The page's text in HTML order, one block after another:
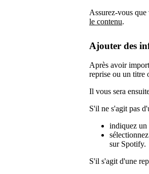
Assurez-vous
le contenu.
Ajouter des
Après avoir
reprise ou un titre
Il vous sera
S'il ne s'agit pas
indiquez un
sélectionnez
sur Spotify.
S'il s'agit d'une